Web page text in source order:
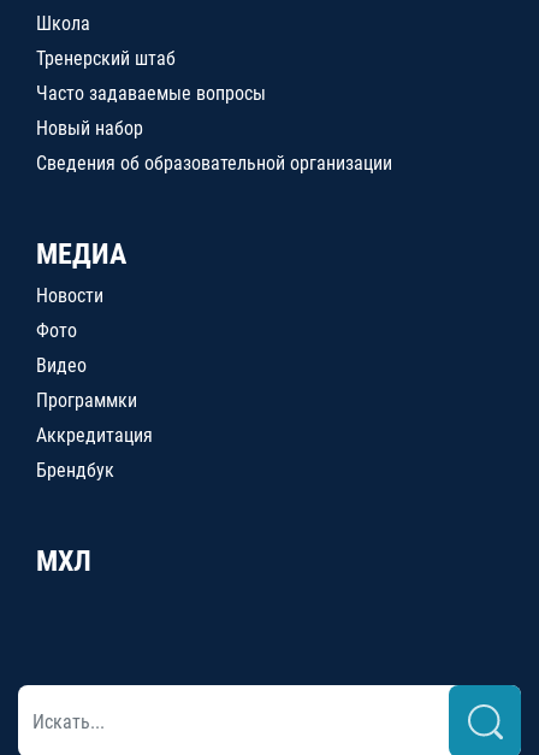
Школа
Тренерский штаб
Часто задаваемые вопросы
Новый набор
Сведения об образовательной организации
МЕДИА
Новости
Фото
Видео
Программки
Аккредитация
Брендбук
МХЛ